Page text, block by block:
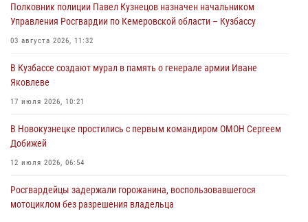
Росгвардейцы задержали мужчину, повредившего имущество
горожанки
06 августа 2026, 08:17
Росгвардейцы пресекли противоправные действия и защитили
новокузнечанку от агрессивного знакомого
06 августа 2026, 07:16
Полковник полиции Павел Кузнецов назначен начальником
Управления Росгвардии по Кемеровской области – Кузбассу
03 августа 2026, 11:32
В Кузбассе создают мурал в память о генерале армии Иване
Яковлеве
17 июля 2026, 10:21
В Новокузнецке простились с первым командиром ОМОН Сергеем
Добижей
12 июля 2026, 06:54
Росгвардейцы задержали горожанина, воспользовавшегося
мотоциклом без разрешения владельца